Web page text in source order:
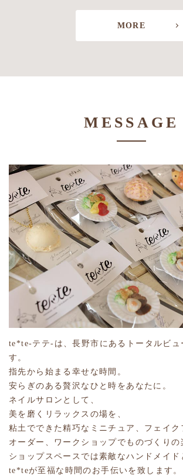
MORE
MESSAGE
te*te-テテ-は、長野市にあるトータルビュ
す。
指先から始まる幸せな時間。
安らぎのある贅沢なひと時をあなたに。
ネイルサロンとして、
美を磨くリラックスの場を、
粘土でできた精巧なミニチュア、フェイク
オーダー、ワークショップでものづくりの
ショップスペースでは素敵なハンドメイド
te*teが至福な時間のお手伝いを致します。